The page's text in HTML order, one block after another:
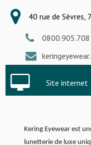
40 rue de Sèvres,
0800.905.708
Site internet
Kering Eyewear est
lunetterie de luxe